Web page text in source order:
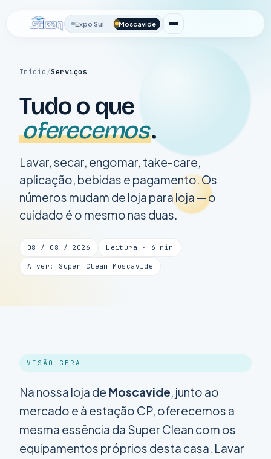
Expo Sul Moscavide
Início/Serviços
Tudo o que
oferecemos.
Lavar, secar, engomar, take-care,
aplicação, bebidas e pagamento. Os
números mudam de loja para loja — o
cuidado é o mesmo nas duas.
08 / 08 / 2026 Leitura · 6 min
A ver: Super Clean Moscavide
VISÃO GERAL
Na nossa loja de Moscavide, junto ao
mercado e à estação CP, oferecemos a
mesma essência da Super Clean com os
equipamentos próprios desta casa. Lavar